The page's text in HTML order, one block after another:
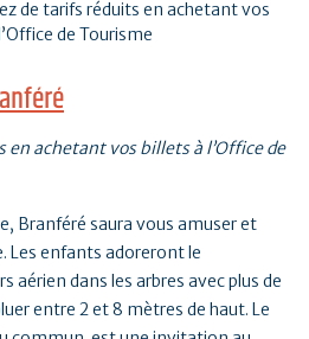
achetant vos billets à l’Office de
Branféré saura vous amuser et
Les enfants adoreront le
aérien dans les arbres avec plus de
entre 2 et 8 mètres de haut. Le